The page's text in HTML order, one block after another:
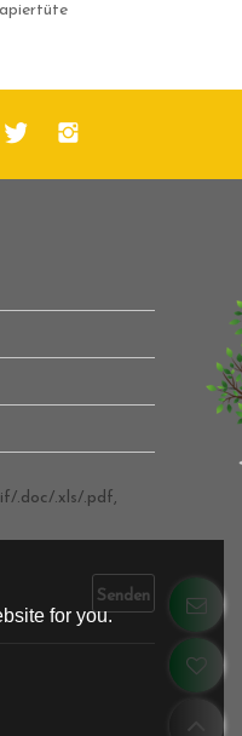
.doc/.xls/.pdf,
Senden
for you.